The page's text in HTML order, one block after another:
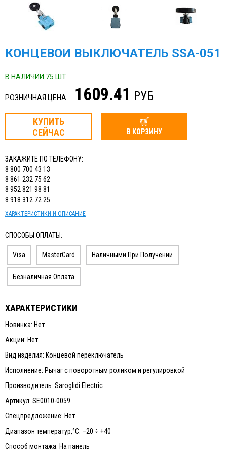
КОНЦЕВОЙ ВЫКЛЮЧАТЕЛЬ SSA-051
В НАЛИЧИИ 75 ШТ.
РОЗНИЧНАЯ ЦЕНА 1609.41 РУБ
КУПИТЬ
СЕЙЧАС
В КОРЗИНУ
ЗАКАЖИТЕ ПО ТЕЛЕФОНУ:
8 800 700 43 13
8 861 232 75 62
8 952 821 98 81
8 918 312 72 25
ХАРАКТЕРИСТИКИ И ОПИСАНИЕ
СПОСОБЫ ОПЛАТЫ:
Visa MasterCard Наличными При Получении
Безналичная Оплата
ХАРАКТЕРИСТИКИ
Новинка: Нет
Акции: Нет
Вид изделия: Концевой переключатель
Исполнение: Рычаг с поворотным роликом и регулировкой
Производитель: Saroglidi Electric
Артикул: SE0010-0059
Спецпредложение: Нет
Диапазон температур,°С: –20 ÷ +40
Способ монтажа: На панель